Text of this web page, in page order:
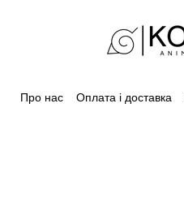
Про нас Оплата і доставка